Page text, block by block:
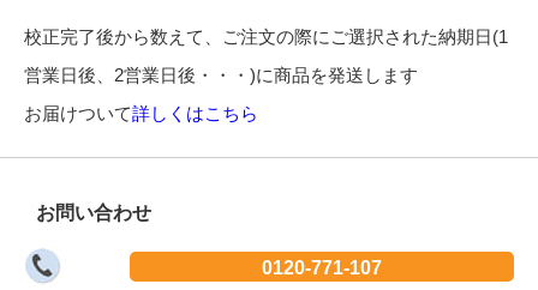
校正完了後から数えて、ご注文の際にご選択された納期日(1
営業日後、2営業日後・・・)に商品を発送します
お届けついて詳しくはこちら
お問い合わせ
0120-771-107